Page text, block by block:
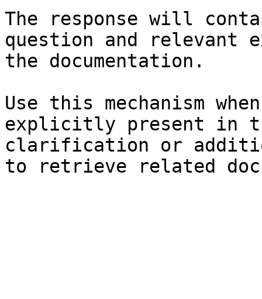
The response will
question and relevant
the documentation.
Use this mechanism
explicitly present in
clarification or